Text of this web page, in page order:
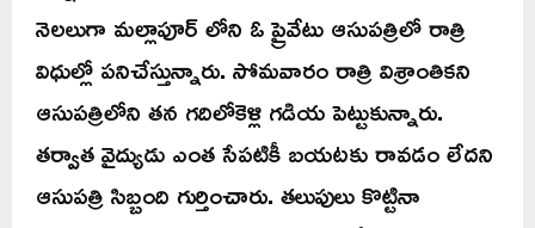
నెలలుగా మల్లాపూర్ లోని ఓ ప్రైవేటు ఆసుపత్రిలో రాత్రి
విధుల్లో పనిచేస్తున్నారు. సోమవారం రాత్రి విశ్రాంతికని
ఆసుపత్రిలోని తన గదిలోకెళ్లి గడియ పెట్టుకున్నారు.
తర్వాత వైద్యుడు ఎంత సేపటికీ బయటకు రావడం లేదని
ఆసుపత్రి సిబ్బంది గుర్తించారు. తలుపులు కొట్టినా